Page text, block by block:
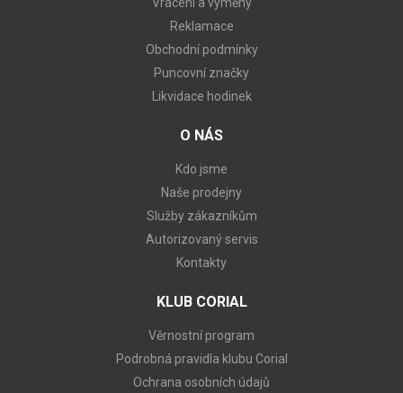
Reklamace
Obchodní podmínky
Puncovní značky
Likvidace hodinek
O NÁS
Kdo jsme
Naše prodejny
Služby zákazníkům
Autorizovaný servis
Kontakty
KLUB CORIAL
Věrnostní program
Podrobná pravidla klubu Corial
Ochrana osobních údajů